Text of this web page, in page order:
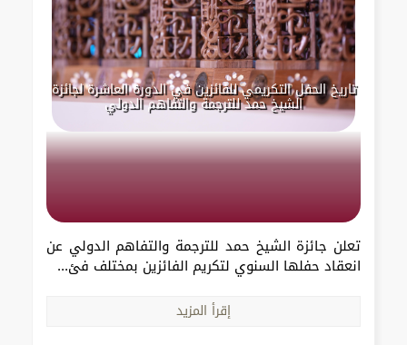
تاريخ الحفل التكريمي للفائزين في الدورة العاشرة لجائزة
الشيخ حمد للترجمة والتفاهم الدولي
تعلن جائزة الشيخ حمد للترجمة والتفاهم الدولي عن
انعقاد حفلها السنوي لتكريم الفائزين بمختلف فئ...
إقرأ المزيد